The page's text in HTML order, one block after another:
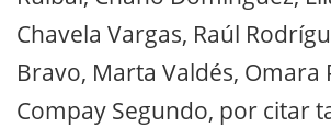
Chavela Vargas, Raúl
Bravo, Marta Valdés,
Compay Segundo, por citar